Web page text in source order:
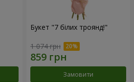
Букет "7 білих троянд!"
1 074 грн
Замовити